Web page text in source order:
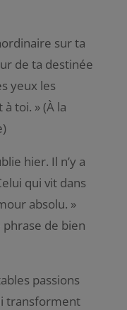
sur ta
de ta destinée
yeux les
à toi. » (À la
hier. Il n’y a
qui vit dans
absolu. »
de bien
passions
transforment